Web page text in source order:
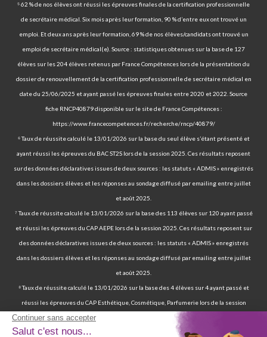
⁵ 62 % de nos élèves ont réussi les épreuves finales de la certification professionnelle
de secrétaire médical. Six mois après leur formation, 90 % d’entre eux ont trouvé un
emploi. Et deux ans après leur formation, 69 % de nos élèves/candidats ont trouvé un
emploi de secrétaire médical(e). Source : statistiques obtenues sur la base de 127
élèves sur les 204 élèves retenus par France Compétences lors de la présentation du
dossier de renouvellement de la certification professionnelle de secrétaire médical en
date du 25/06/2025 et ayant passé les épreuves finales entre 2020 et 2022. Source
fiche RNCP40879 disponible sur le site de France Compétences :
https://www.francecompetences.fr/recherche/rncp/40879/
⁶ Taux de réussite calculé le 13/01/2026 sur la base du seul élève s’étant présenté et
ayant réussi les épreuves du BAC ST2S lors de la session 2025. Ces résultats reposent
sur des données déclaratives issues de deux sources : les statuts « ADMIS » enregistrés
dans les dossiers élèves et les réponses au sondage diffusé par emailing entre juillet
et août 2025.
⁷ Taux de réussite calculé le 13/01/2026 sur la base des 113 élèves sur 120 ayant passé
et réussi les épreuves du CAP AEPE lors de la session 2025. Ces résultats reposent sur
des données déclaratives issues de deux sources : les statuts « ADMIS » enregistrés
dans les dossiers élèves et les réponses au sondage diffusé par emailing entre juillet
et août 2025.
⁸ Taux de réussite calculé le 13/01/2026 sur la base des 4 élèves sur 4 ayant passé et
réussi les épreuves du CAP Esthétique, Cosmétique, Parfumerie lors de la session
2025. Ces résultats reposent sur des données déclaratives issues de deux sources : les
statuts « ADMIS » enregistrés dans les dossiers élèves et les réponses au sondage